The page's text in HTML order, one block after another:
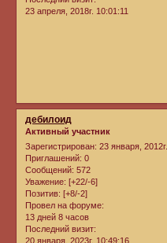
23 апреля, 2018г. 10:01:11
дебилоид
Активный участник
Зарегистрирован: 23 января, 2012г.
Приглашений: 0
Сообщений: 572
Уважение: [+22/-6]
Позитив: [+8/-2]
Провел на форуме:
13 дней 8 часов
Последний визит:
20 января, 2023г. 10:49:16